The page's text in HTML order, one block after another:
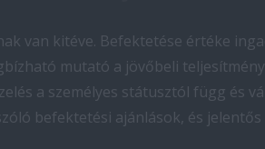
van kitéve. Befektetése értéke
mutató a jövőbeli
a személyes státusztól függ és
befektetési ajánlások, és